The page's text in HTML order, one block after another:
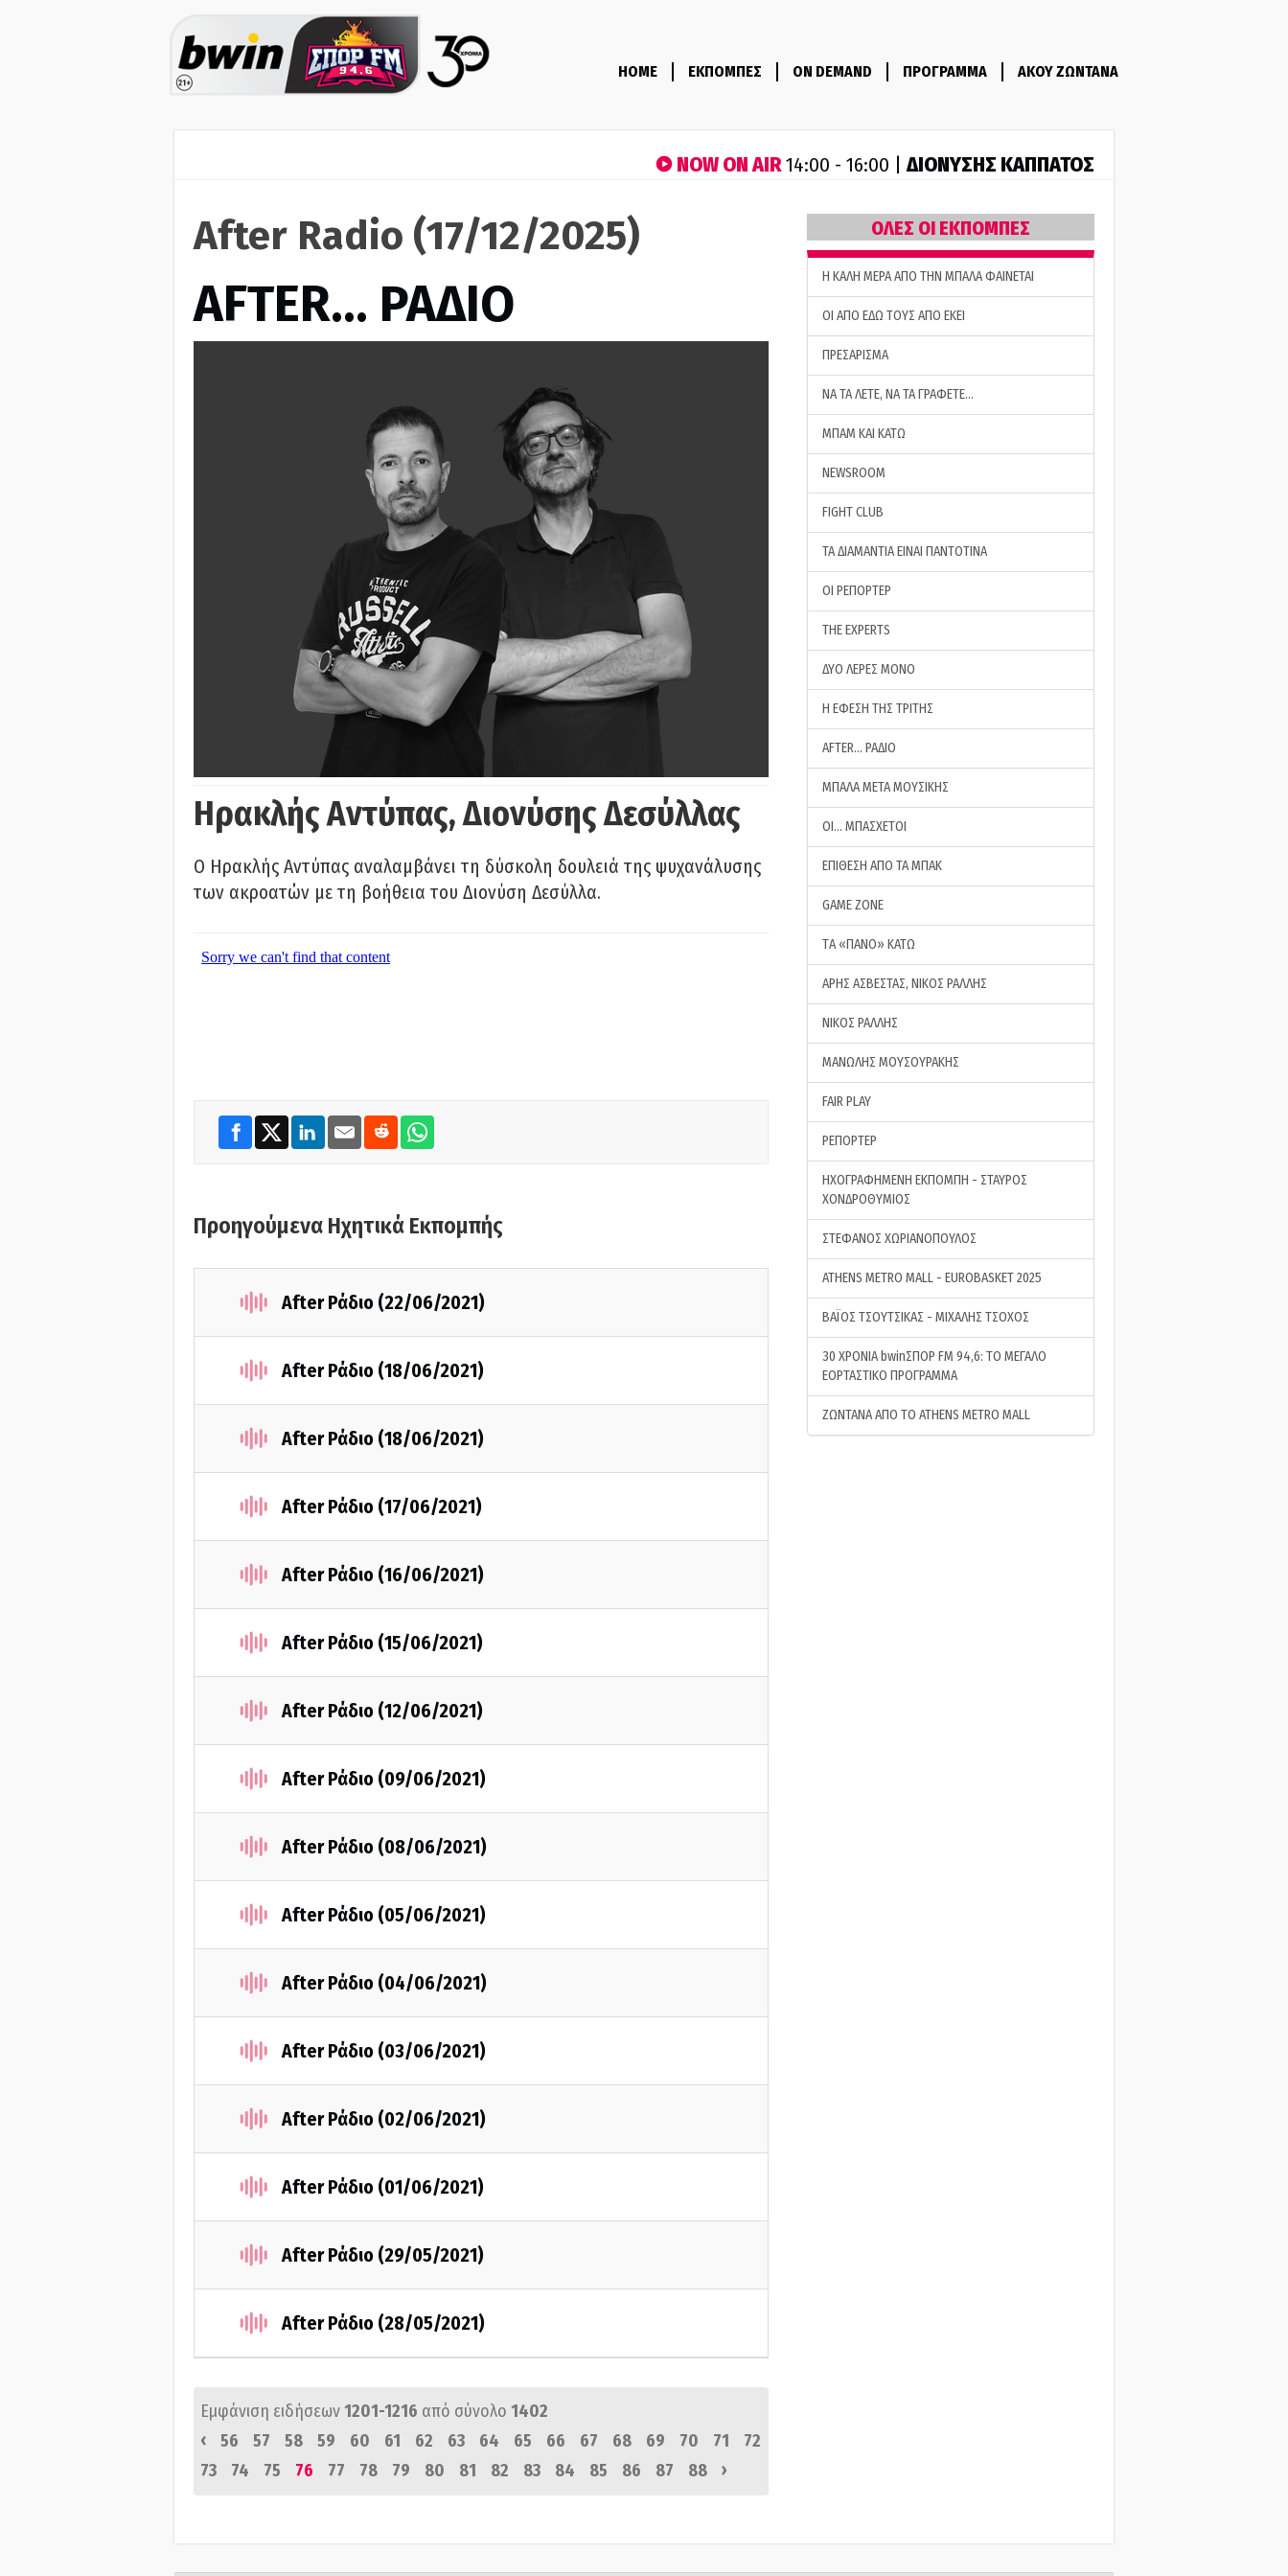
HOME ΕΚΠΟΜΠΕΣ ON DEMAND ΠΡΟΓΡΑΜΜΑ ΑΚΟΥ ΖΩΝΤΑΝΑ
NOW ON AIR14:00 - 16:00 |ΔΙΟΝΥΣΗΣ ΚΑΠΠΑΤΟΣ
After Radio (17/12/2025)
AFTER… ΡΑΔΙΟ
Ηρακλής Αντύπας, Διονύσης Δεσύλλας
Ο Ηρακλής Αντύπας αναλαμβάνει τη δύσκολη δουλειά της ψυχανάλυσης
των ακροατών με τη βοήθεια του Διονύση Δεσύλλα.
Προηγούμενα Ηχητικά Εκπομπής
After Ράδιο (22/06/2021)
After Ράδιο (18/06/2021)
After Ράδιο (18/06/2021)
After Ράδιο (17/06/2021)
After Ράδιο (16/06/2021)
After Ράδιο (15/06/2021)
After Ράδιο (12/06/2021)
After Ράδιο (09/06/2021)
After Ράδιο (08/06/2021)
After Ράδιο (05/06/2021)
After Ράδιο (04/06/2021)
After Ράδιο (03/06/2021)
After Ράδιο (02/06/2021)
After Ράδιο (01/06/2021)
After Ράδιο (29/05/2021)
After Ράδιο (28/05/2021)
Εμφάνιση ειδήσεων1201-1216 από σύνολο 1402
‹
56 57 58 59 60 61 62 63 64 65 66 67 68 69 70 71
72
73
74 75 76 77 78 79 80 81 82 83 84 85 86 87 88 ›
ΟΛΕΣ ΟΙ ΕΚΠΟΜΠΕΣ
H ΚΑΛΗ ΜΕΡΑ ΑΠΟ ΤΗΝ ΜΠΑΛΑ ΦΑΙΝΕΤΑΙ
ΟΙ ΑΠΟ ΕΔΩ ΤΟΥΣ ΑΠΟ ΕΚΕΙ
ΠΡΕΣΑΡΙΣΜΑ
ΝΑ ΤΑ ΛΕΤΕ, ΝΑ ΤΑ ΓΡΑΦΕΤΕ…
ΜΠΑΜ ΚΑΙ ΚΑΤΩ
NEWSROOM
FIGHT CLUB
ΤΑ ΔΙΑΜΑΝΤΙΑ ΕΙΝΑΙ ΠΑΝΤΟΤΙΝΑ
ΟΙ ΡΕΠΟΡΤΕΡ
THE EXPERTS
ΔΥΟ ΛΕΡΕΣ ΜΟΝΟ
Η ΕΦΕΣΗ ΤΗΣ ΤΡΙΤΗΣ
AFTER… ΡΑΔΙΟ
ΜΠΑΛΑ ΜΕΤΑ ΜΟΥΣΙΚΗΣ
ΟΙ… ΜΠΑΣΧΕΤΟΙ
ΕΠΙΘΕΣΗ ΑΠΟ ΤΑ ΜΠΑΚ
GAME ZONE
ΤA «ΠΑΝΟ» ΚΑΤΩ
ΑΡΗΣ ΑΣΒΕΣΤΑΣ, ΝΙΚΟΣ ΡΑΛΛΗΣ
ΝΙΚΟΣ ΡΑΛΛΗΣ
ΜΑΝΩΛΗΣ ΜΟΥΣΟΥΡΑΚΗΣ
FAIR PLAY
ΡΕΠΟΡΤΕΡ
ΗΧΟΓΡΑΦΗΜΕΝΗ ΕΚΠΟΜΠΗ - ΣΤΑΥΡΟΣ
ΧΟΝΔΡΟΘΥΜΙΟΣ
ΣΤΕΦΑΝΟΣ ΧΩΡΙΑΝΟΠΟΥΛΟΣ
ATHENS METRO MALL - EUROBASKET 2025
ΒΑΪΟΣ ΤΣΟΥΤΣΙΚΑΣ - ΜΙΧΑΛΗΣ ΤΣΟΧΟΣ
30 ΧΡΟΝΙΑ bwinΣΠΟΡ FM 94,6: ΤΟ ΜΕΓΑΛΟ
ΕΟΡΤΑΣΤΙΚΟ ΠΡΟΓΡΑΜΜΑ
ΖΩΝΤΑΝΑ ΑΠΟ ΤΟ ATHENS METRO MALL